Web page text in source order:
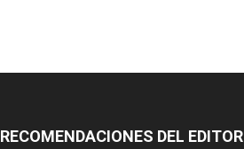
RECOMENDACIONES DEL EDITOR